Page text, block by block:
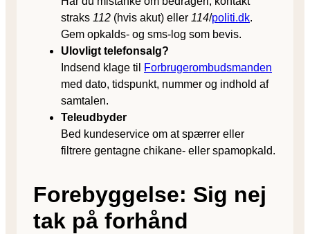
straks 112 (hvis akut) eller 114/politi.dk.
Gem opkalds- og sms-log som bevis.
Ulovligt telefonsalg?
Indsend klage til
Forbrugerombudsmanden
med dato, tidspunkt, nummer og indhold af
samtalen.
Teleudbyder
Bed kundeservice om at spærrer eller
filtrere gentagne chikane- eller spamopkald.
Forebyggelse: Sig nej
tak på forhånd